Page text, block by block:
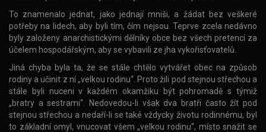
To znamenalo jednat, jako jednají mniši, a žádat bez veškeré
potřeby na lidech, aby byli tím, čím nejsou. Teprve zcela nedávno
byly založeny anarchistickými dělníky obce bez všech pretencí za
účelem hospodářským, aby se vybavili ze jha vykořisťovatelů.
Jiná chyba byla ta, že se stále chtělo vytvářet obec na způsob
rodiny a učinit z ní „velkou rodinu“. Proto žili pod stejnou střechou a
stále byli nuceni v každém okamžiku být pohromadě s týmiž
„bratry a sestrami“. Nedovedou-li však dva bratři často žít pod
stejnou střechou a nedaří-li se také vždycky životu rodinnému, byl
to základní omyl, vnucovat všem „velkou rodinu“, místo snažit se